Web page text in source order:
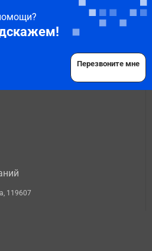
Перезвоните мне
, 119607